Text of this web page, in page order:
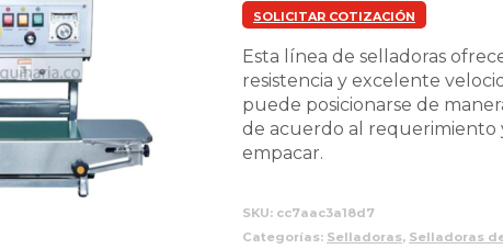
SOLICITAR COTIZACIÓN
Esta línea de selladoras
resistencia y excelente
puede posicionarse de
de acuerdo al requerimiento
empacar.
SKU: cc7aac3a18d7
Categorías: Selladoras, Selladoras